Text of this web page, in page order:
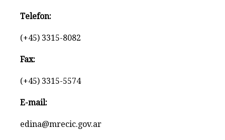
Telefon:
(+45) 3315-8082
Fax:
(+45) 3315-5574
E-mail:
edina@mrecic.gov.ar